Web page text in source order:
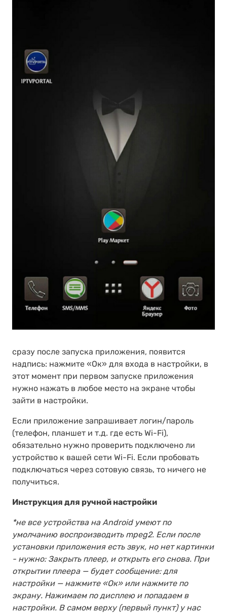
сразу после запуска приложения, появится
надпись: нажмите «Ок» для входа в настройки, в
этот момент при первом запуске приложения
нужно нажать в любое место на экране чтобы
зайти в настройки.
Если приложение запрашивает логин/пароль
(телефон, планшет и т.д. где есть Wi-Fi),
обязательно нужно проверить подключено ли
устройство к вашей сети Wi-Fi. Если пробовать
подключаться через сотовую связь, то ничего не
получиться.
Инструкция для ручной настройки
*не все устройства на Android умеют по
умолчанию воспроизводить mpeg2. Если после
установки приложения есть звук, но нет картинки
- нужно: Закрыть плеер, и открыть его снова. При
открытии плеера — будет сообщение: для
настройки — нажмите «Oк» или нажмите по
экрану. Нажимаем по дисплею и попадаем в
настройки. В самом верху (первый пункт) у нас